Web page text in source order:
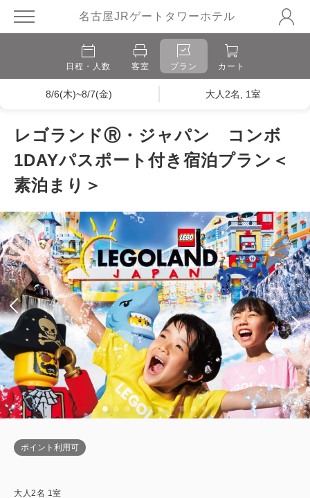
名古屋JRゲートタワーホテル
日程・人数 客室 プラン カート
8/6(木)~8/7(金) 大人2名, 1室
レゴランドⓇ・ジャパン コンボ
1DAYパスポート付き宿泊プラン＜
素泊まり＞
ポイント利用可
大人 2名 1 室